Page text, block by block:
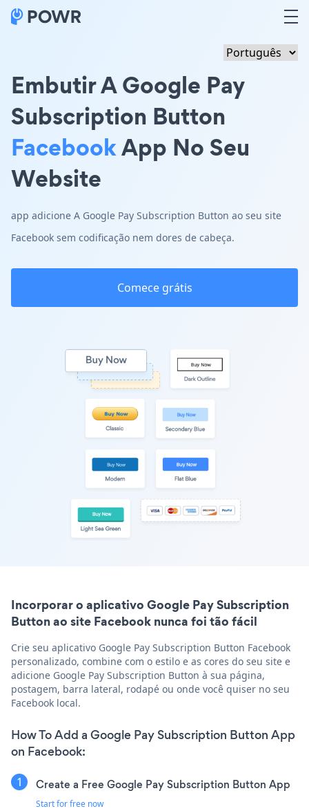
Embutir A Google Pay
Subscription Button
FacebookApp No Seu
Website
app adicione A Google Pay Subscription Button ao seu site
Facebook sem codificação nem dores de cabeça.
Comece grátis
Incorporar o aplicativo Google Pay Subscription
Button ao site Facebook nunca foi tão fácil
Crie seu aplicativo Google Pay Subscription Button Facebook
personalizado, combine com o estilo e as cores do seu site e
adicione Google Pay Subscription Button à sua página,
postagem, barra lateral, rodapé ou onde você quiser no seu
Facebook local.
How To Add a Google Pay Subscription Button App
on Facebook:
Create a Free Google Pay Subscription Button App
Start for free now